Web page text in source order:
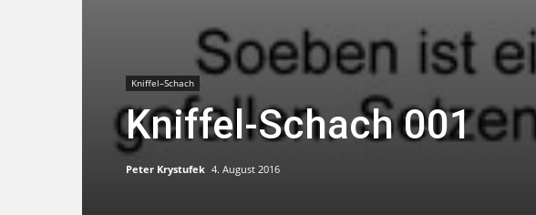
Kniffel–Schach
Kniffel-Schach 001
Peter Krystufek 4. August 2016